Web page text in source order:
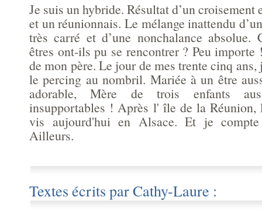
Je suis un hybride. Résultat d’un croisement
et un réunionnais. Le mélange inattendu
très carré et d’une nonchalance absolue.
êtres ont-ils pu se rencontrer ? Peu importe
de mon père. Le jour de mes trente cinq
le percing au nombril. Mariée à un être
adorable, Mère de trois enfants
insupportables ! Après l' île de la Réunion,
vis aujourd'hui en Alsace. Et je
Ailleurs.
Textes écrits par Cathy-Laure :